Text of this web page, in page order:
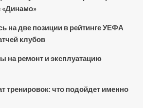
«Динамо»
на две позиции в рейтинге УЕФА
клубов
на ремонт и эксплуатацию
тренировок: что подойдет именно